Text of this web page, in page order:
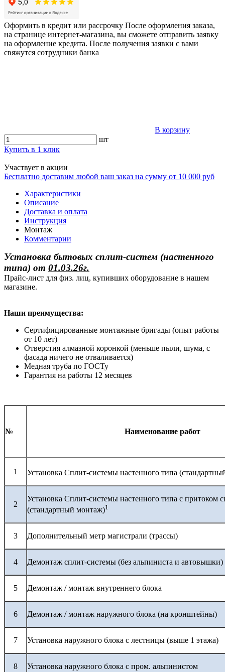
Оформить в кредит или рассрочку После оформления заказа,
на странице интернет-магазина, вы сможете отправить заявку
на оформление кредита. После получения заявки с вами
свяжутся сотрудники банка
В корзину
шт
Купить в 1 клик
Участвует в акции
Бесплатно доставим любой ваш заказ на сумму от 10 000 руб
Характеристики
Описание
Доставка и оплата
Инструкция
Монтаж
Комментарии
Установка бытовых сплит-систем (настенного
типа) от 01.03.26г.
Прайс-лист для физ. лиц, купивших оборудование в нашем
магазине.
Наши преимущества:
Сертифицированные монтажные бригады (опыт работы
от 10 лет)
Отверстия алмазной коронкой (меньше пыли, шума, с
фасада ничего не отваливается)
Медная труба по ГОСТу
Гарантия на работы 12 месяцев
№ Наименование работ
1 Установка Сплит-системы настенного типа
2
Установка Сплит-системы настенного типа с притоком
(стандартный монтаж)1
3 Дополнительный метр магистрали (трассы)
4 Демонтаж сплит-системы (без альпиниста и автовышки)
5 Демонтаж / монтаж внутреннего блока
6 Демонтаж / монтаж наружного блока (на кронштейны)
7 Установка наружного блока с лестницы (выше 1 этажа)
8 Установка наружного блока с пром. альпинистом